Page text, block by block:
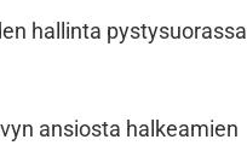
hallinta pystysuorassa
ansiosta halkeamien